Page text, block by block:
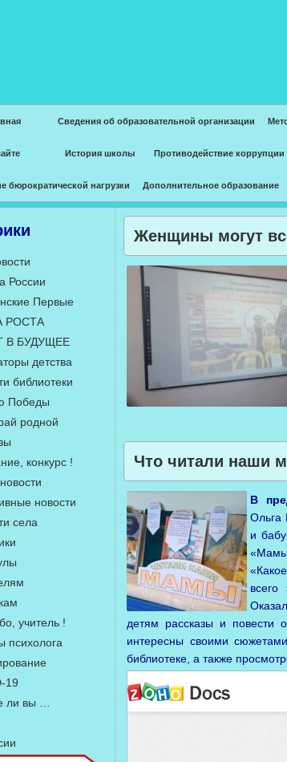
Сведения об образовательной организации
История школы Противодействие коррупции
бюрократической нагрузки Дополнительное образование
Женщины могут
Что читали наши
В
Ольга
и
«Мамы
детям рассказы и повести
интересны своими
библиотеке, а также
России
Первые
РОСТА
В БУДУЩЕЕ
детства
библиотеки
Победы
родной
конкурс !
новости
села
учитель !
психолога
19
ли вы …